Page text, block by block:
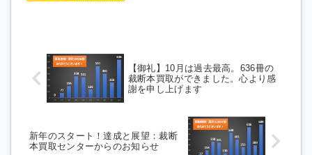
【御礼】10月は過去最高。636冊の
裁断本買取ができました。心より感
謝を申し上げます
新年のスタート！達成と展望：裁断
本買取センターからのお知らせ